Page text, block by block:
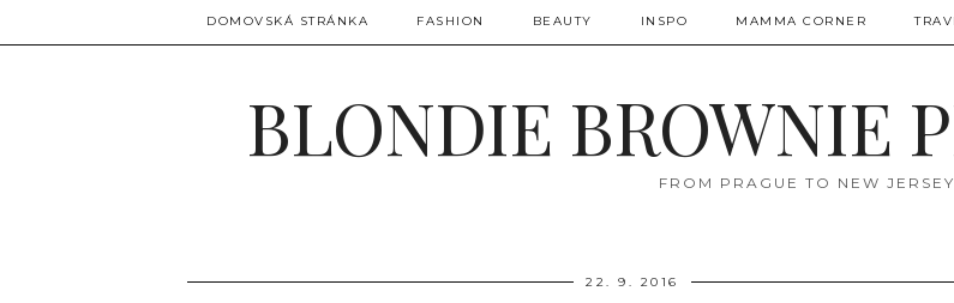
DOMOVSKÁ STRÁNKA FASHION BEAUTY INSPO MAMMA CORNER
BLONDIE BROWNIE
FROM PRAGUE TO NEW JERSEY
22. 9. 2016